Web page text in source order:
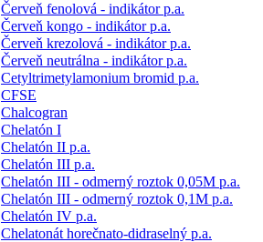
Červeň fenolová - indikátor p.a.
Červeň kongo - indikátor p.a.
Červeň krezolová - indikátor p.a.
Červeň neutrálna - indikátor p.a.
Cetyltrimetylamonium bromid p.a.
CFSE
Chalcogran
Chelatón I
Chelatón II p.a.
Chelatón III p.a.
Chelatón III - odmerný roztok 0,05M p.a.
Chelatón III - odmerný roztok 0,1M p.a.
Chelatón IV p.a.
Chelatonát horečnato-didraselný p.a.